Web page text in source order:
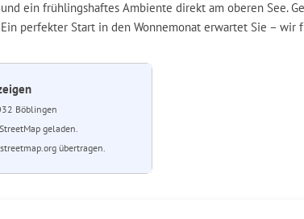
ein frühlingshaftes Ambiente direkt am oberen See.
perfekter Start in den Wonnemonat erwartet Sie – wir
Böblingen
geladen.
übertragen.